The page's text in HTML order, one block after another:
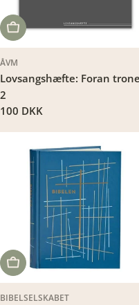
LÆG I KURV
ÅVM
Lovsangshæfte: Foran
2
Translation
100 DKK
LÆG I KURV
BIBELSELSKABET